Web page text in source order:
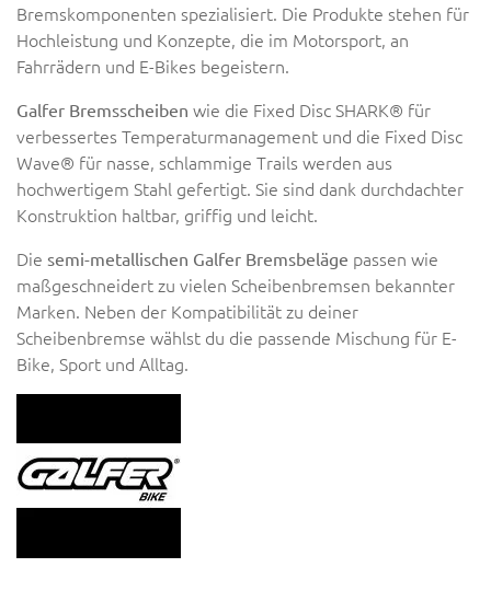
Bremskomponenten spezialisiert. Die Produkte stehen für
Hochleistung und Konzepte, die im Motorsport, an
Fahrrädern und E-Bikes begeistern.
Galfer Bremsscheiben wie die Fixed Disc SHARK® für
verbessertes Temperaturmanagement und die Fixed Disc
Wave® für nasse, schlammige Trails werden aus
hochwertigem Stahl gefertigt. Sie sind dank durchdachter
Konstruktion haltbar, griffig und leicht.
Die semi-metallischen Galfer Bremsbeläge passen wie
maßgeschneidert zu vielen Scheibenbremsen bekannter
Marken. Neben der Kompatibilität zu deiner
Scheibenbremse wählst du die passende Mischung für E-
Bike, Sport und Alltag.